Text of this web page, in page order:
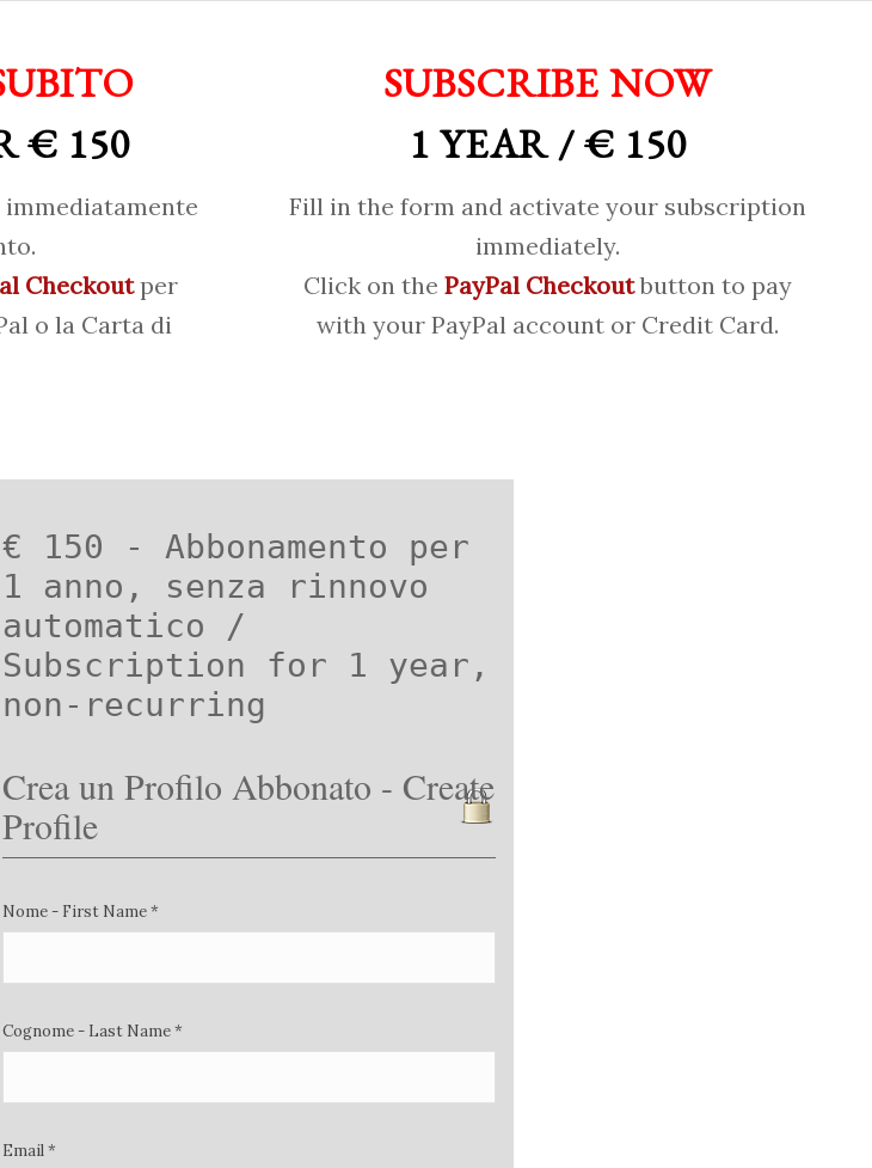
€ 150
Checkoutper
o la Carta di
SUBSCRIBE NOW
1 YEAR / € 150
Fill in the form and activate your subscription
immediately.
Click on the PayPal Checkoutbutton to pay
with your PayPal account or Credit Card.
€ 150 - Abbonamento per
1 anno, senza rinnovo
automatico /
Subscription for 1 year,
non-recurring
Crea un Profilo Abbonato - Create
Profile
Nome - First Name *
Cognome - Last Name *
Email *